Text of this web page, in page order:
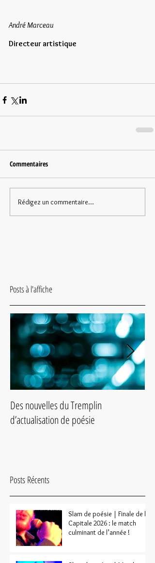
André Marceau
Directeur artistique
Commentaires
Rédigez un commentaire...
Posts à l'affiche
Des nouvelles du Tremplin
d’actualisation de poésie
Posts Récents
Slam de poésie | Finale de la
Capitale 2026 : le match
culminant de l’année !